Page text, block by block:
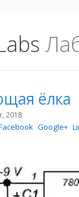
ёлка
2018
Google+